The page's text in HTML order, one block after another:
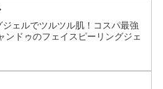
ェルでツルツル肌！コスパ最強
ンドゥのフェイスピーリングジェ